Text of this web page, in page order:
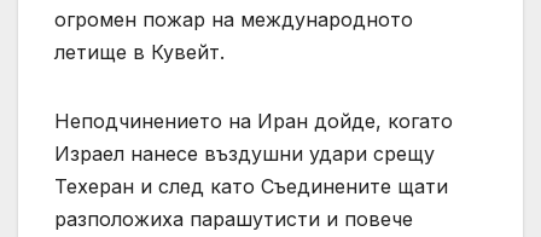
огромен пожар на международното
летище в Кувейт.
Неподчинението на Иран дойде, когато
Израел нанесе въздушни удари срещу
Техеран и след като Съединените щати
разположиха парашутисти и повече